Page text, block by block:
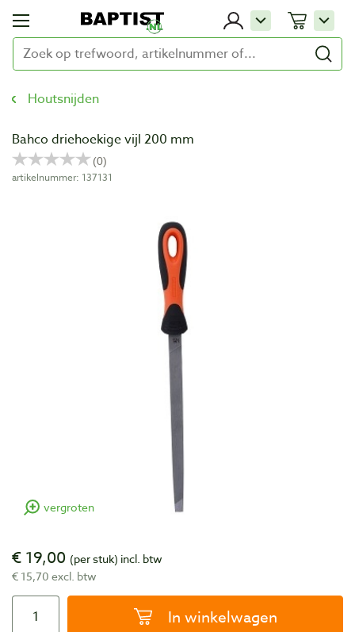
Houtsnijden
Bahco driehoekige vijl 200 mm
artikelnummer: 137131
vergroten
€ 19,00 (per stuk) incl. btw
€ 15,70 excl. btw
In winkelwagen